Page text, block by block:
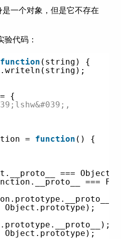
一个对象，但是它不存在
代码：
function (string) {
{
= function () {
===
===
Object.prototype);
Object.prototype);